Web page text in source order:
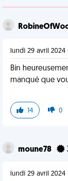
lundi 29 avril 2024
Bin
manqué que
14 0
moune78
lundi 29 avril 2024